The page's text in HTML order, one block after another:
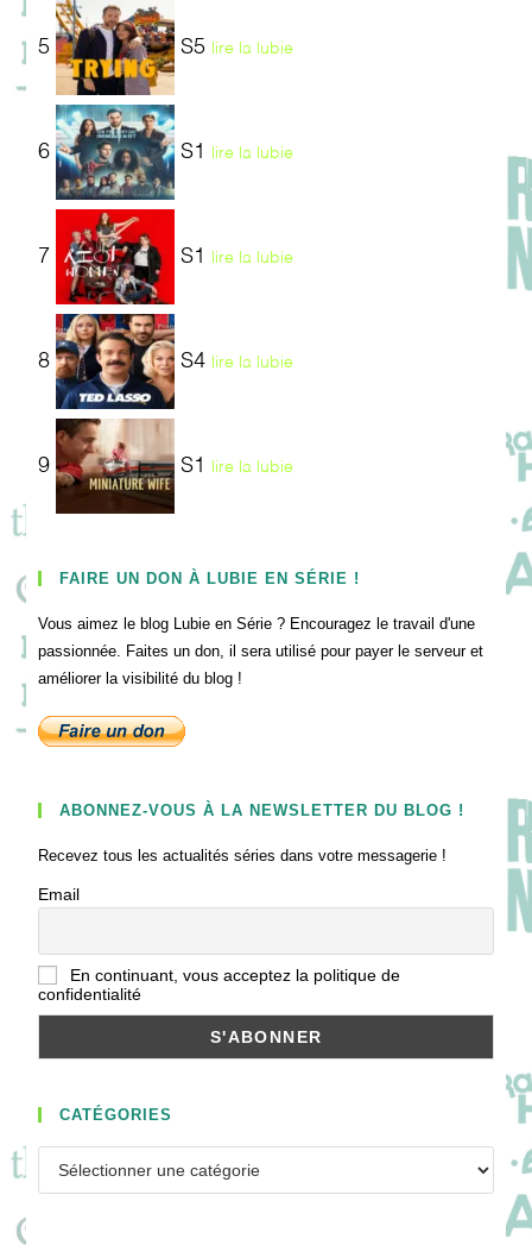
5 S5 lire la lubie
6 S1 lire la lubie
7 S1 lire la lubie
8 S4 lire la lubie
9 S1 lire la lubie
FAIRE UN DON À LUBIE EN SÉRIE !
Vous aimez le blog Lubie en Série ? Encouragez le travail d'une
passionnée. Faites un don, il sera utilisé pour payer le serveur et
améliorer la visibilité du blog !
ABONNEZ-VOUS À LA NEWSLETTER DU BLOG !
Recevez tous les actualités séries dans votre messagerie !
Email
En continuant, vous acceptez la politique de
confidentialité
CATÉGORIES
Catégories